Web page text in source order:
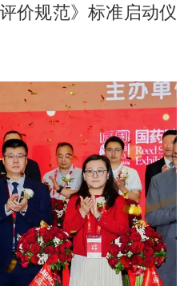
价规范》标准启动仪